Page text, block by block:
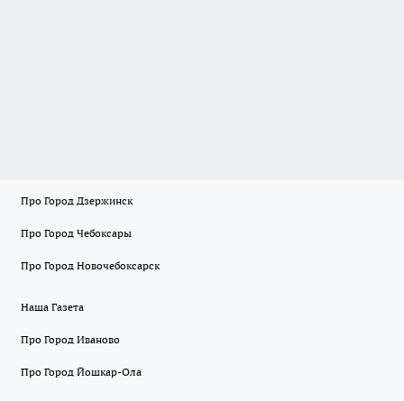
Про Город Дзержинск
Про Город Чебоксары
Про Город Новочебоксарск
Наша Газета
Про Город Иваново
Про Город Йошкар-Ола